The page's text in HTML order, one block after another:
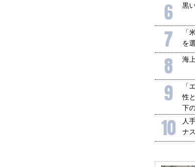
6 黒
7
「
を
8 海
9
「
性
下
10
人
ナ